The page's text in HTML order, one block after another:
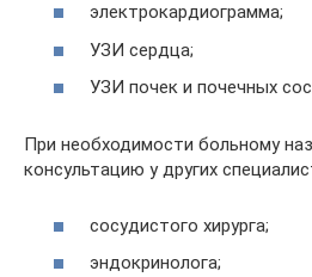
электрокардиограмма;
УЗИ сердца;
УЗИ почек и почечных
При необходимости больному
консультацию у других
сосудистого хирурга;
эндокринолога;